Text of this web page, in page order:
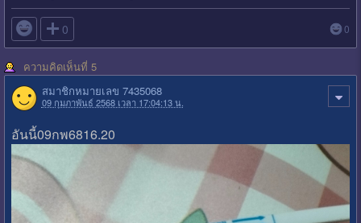
 0 0
ความคิดเห็นที่ 5
สมาชิกหมายเลข 7435068
09 กุมภาพันธ์ 2568 เวลา 17:04:13 น.
อันนี้09กพ6816.20